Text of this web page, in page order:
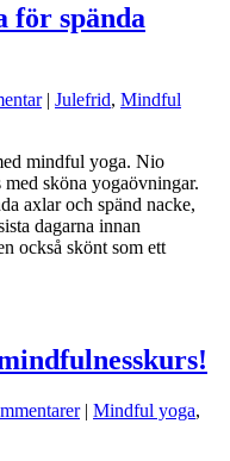
för spända
| Julefrid, Mindful
mindful yoga. Nio
sköna yogaövningar.
axlar och spänd nacke,
dagarna innan
också skönt som ett
| Mindful yoga,